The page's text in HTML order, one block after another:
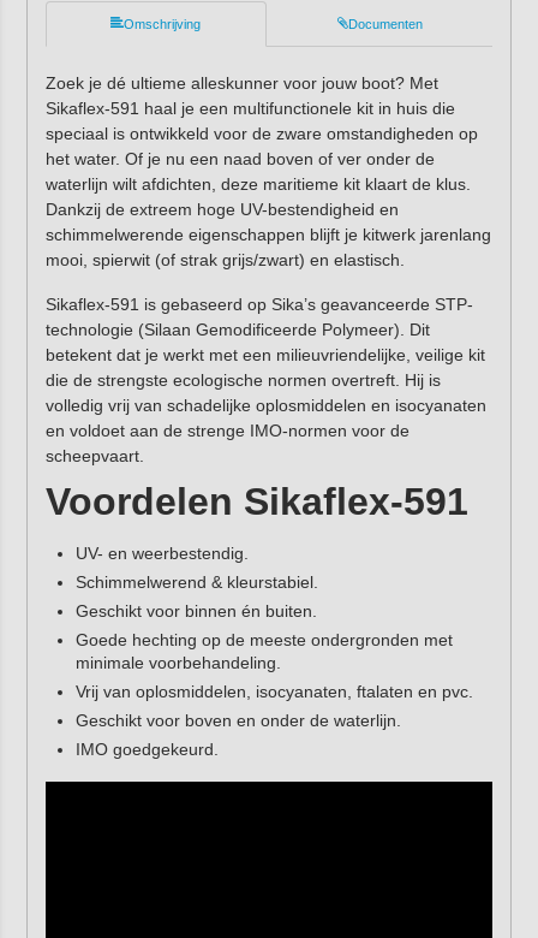
Omschrijving Documenten
Zoek je dé ultieme alleskunner voor jouw boot? Met
Sikaflex-591 haal je een multifunctionele kit in huis die
speciaal is ontwikkeld voor de zware omstandigheden op
het water. Of je nu een naad boven of ver onder de
waterlijn wilt afdichten, deze maritieme kit klaart de klus.
Dankzij de extreem hoge UV-bestendigheid en
schimmelwerende eigenschappen blijft je kitwerk jarenlang
mooi, spierwit (of strak grijs/zwart) en elastisch.
Sikaflex-591 is gebaseerd op Sika’s geavanceerde STP-
technologie (Silaan Gemodificeerde Polymeer). Dit
betekent dat je werkt met een milieuvriendelijke, veilige kit
die de strengste ecologische normen overtreft. Hij is
volledig vrij van schadelijke oplosmiddelen en isocyanaten
en voldoet aan de strenge IMO-normen voor de
scheepvaart.
Voordelen Sikaflex-591
UV- en weerbestendig.
Schimmelwerend & kleurstabiel.
Geschikt voor binnen én buiten.
Goede hechting op de meeste ondergronden met
minimale voorbehandeling.
Vrij van oplosmiddelen, isocyanaten, ftalaten en pvc.
Geschikt voor boven en onder de waterlijn.
IMO goedgekeurd.